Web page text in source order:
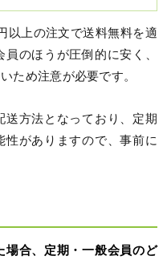
以上の注文で送料無料を適
のほうが圧倒的に安く、
ため注意が必要です。
送方法となっており、定期
がありますので、事前に
場合、定期・一般会員のど